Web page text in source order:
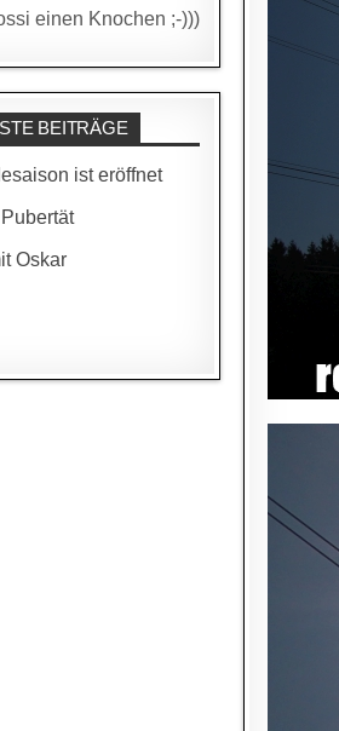
einen Knochen ;-)))
BEITRÄGE
ist eröffnet
Oskar